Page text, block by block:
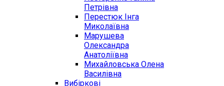
Петрівна
Перестюк Інга
Миколаївна
Марушева
Олександра
Анатоліївна
Михайловська Олена
Василівна
Вибіркові